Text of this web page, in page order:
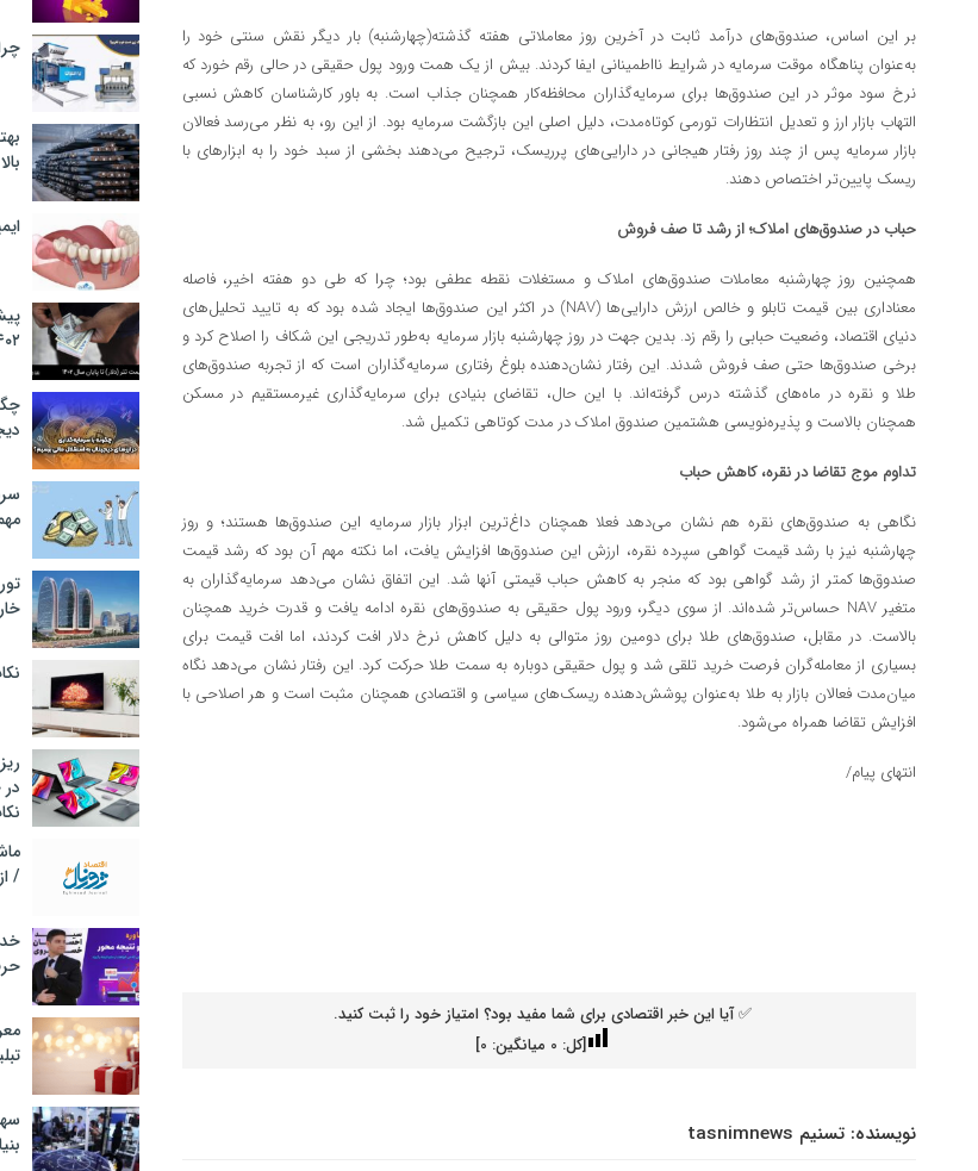
بر این اساس، صندوق‌های درآمد ثابت در آخرین روز معاملاتی هفته گذشته(چهارشنبه) بار دیگر نقش سنتی خود را
به‌عنوان پناهگاه موقت سرمایه در شرایط نااطمینانی ایفا کردند. بیش از یک همت ورود پول حقیقی در حالی رقم خورد که
نرخ سود موثر در این صندوق‌ها برای سرمایه‌گذاران محافظه‌کار همچنان جذاب است. به باور کارشناسان کاهش نسبی
التهاب بازار ارز و تعدیل انتظارات تورمی کوتاه‌مدت، دلیل اصلی این بازگشت سرمایه بود. از این رو، به نظر می‌رسد فعالان
بازار سرمایه پس از چند روز رفتار هیجانی در دارایی‌های پرریسک، ترجیح می‌دهند بخشی از سبد خود را به ابزارهای با
ریسک پایین‌تر اختصاص دهند.
حباب در صندوق‌های املاک؛ از رشد تا صف فروش
همچنین روز چهارشنبه معاملات صندوق‌های املاک و مستغلات نقطه عطفی بود؛ چرا که طی دو هفته اخیر، فاصله
معناداری بین قیمت تابلو و خالص ارزش دارایی‌ها (NAV) در اکثر این صندوق‌ها ایجاد شده بود که به تایید تحلیل‌های
دنیای اقتصاد، وضعیت حبابی را رقم زد. بدین جهت در روز چهارشنبه بازار سرمایه به‌طور تدریجی این شکاف را اصلاح کرد و
برخی صندوق‌ها حتی صف فروش شدند. این رفتار نشان‌دهنده بلوغ رفتاری سرمایه‌گذاران است که از تجربه صندوق‌های
طلا و نقره در ماه‌های گذشته درس گرفته‌اند. با این حال، تقاضای بنیادی برای سرمایه‌گذاری غیرمستقیم در مسکن
همچنان بالاست و پذیره‌نویسی هشتمین صندوق املاک در مدت کوتاهی تکمیل شد.
تداوم موج تقاضا در نقره، کاهش حباب
نگاهی به صندوق‌های نقره هم نشان می‌دهد فعلا همچنان داغ‌ترین ابزار بازار سرمایه این صندوق‌ها هستند؛ و روز
چهارشنبه نیز با رشد قیمت گواهی سپرده نقره، ارزش این صندوق‌ها افزایش یافت، اما نکته مهم آن بود که رشد قیمت
صندوق‌ها کمتر از رشد گواهی بود که منجر به کاهش حباب قیمتی آنها شد. این اتفاق نشان می‌دهد سرمایه‌گذاران به
متغیر NAV حساس‌تر شده‌اند. از سوی دیگر، ورود پول حقیقی به صندوق‌های نقره ادامه یافت و قدرت خرید همچنان
بالاست. در مقابل، صندوق‌های طلا برای دومین روز متوالی به دلیل کاهش نرخ دلار افت کردند، اما افت قیمت برای
بسیاری از معامله‌گران فرصت خرید تلقی شد و پول حقیقی دوباره به سمت طلا حرکت کرد. این رفتار نشان می‌دهد نگاه
میان‌مدت فعالان بازار به طلا به‌عنوان پوشش‌دهنده ریسک‌های سیاسی و اقتصادی همچنان مثبت است و هر اصلاحی با
افزایش تقاضا همراه می‌شود.
انتهای پیام/
✅ آیا این خبر اقتصادی برای شما مفید بود؟ امتیاز خود را ثبت کنید.
[کل: 0 میانگین: 0
]
نویسنده: تسنیم tasnimnews
بالا
/